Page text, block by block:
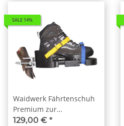
SALE 14%
Waidwerk Fährtenschuh
Premium zur
Jagdhundeausbildung
129,00 € *